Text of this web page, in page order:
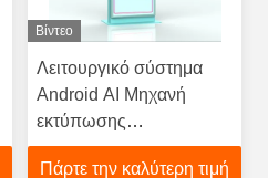
Βίντεο
Λειτουργικό σύστημα
Android AI Μηχανή
εκτύπωσης
φωτογραφιών με
ταχύτητα εκτύπωσης 1
Πάρτε την καλύτερη τιμή